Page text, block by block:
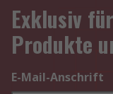
Exklusiv
Produkte
E-Mail-Anschrift